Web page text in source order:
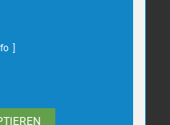
Entscheidungscookie
Website
der Besucher
von Cookies.